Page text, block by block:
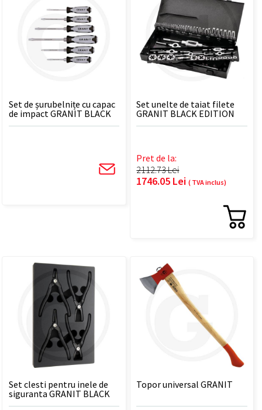
Set de șurubelnițe cu capac
de impact GRANIT BLACK
EDITION - 6 BUC
Set unelte de taiat filete
GRANIT BLACK EDITION
Pret de la:
2112.73 Lei
1746.05 Lei( TVA inclus)
Set clesti pentru inele de
siguranta GRANIT BLACK
EDITION - 4 BUC
Topor universal GRANIT